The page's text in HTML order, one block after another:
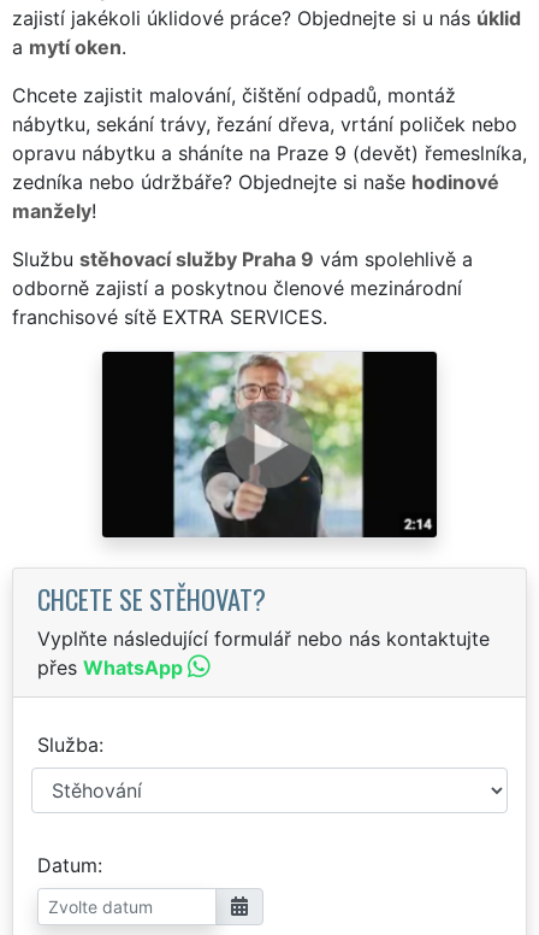
zajistí jakékoli úklidové práce? Objednejte si u nás úklid
a mytí oken.
Chcete zajistit malování, čištění odpadů, montáž
nábytku, sekání trávy, řezání dřeva, vrtání poliček nebo
opravu nábytku a sháníte na Praze 9 (devět) řemeslníka,
zedníka nebo údržbáře? Objednejte si naše hodinové
manžely!
Službu stěhovací služby Praha 9 vám spolehlivě a
odborně zajistí a poskytnou členové mezinárodní
franchisové sítě EXTRA SERVICES.
CHCETE SE STĚHOVAT?
Vyplňte následující formulář nebo nás kontaktujte
přes WhatsApp
Služba
Datum